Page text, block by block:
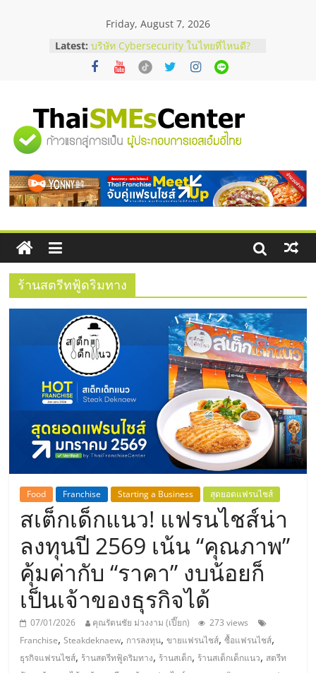
Friday, August 7, 2026
Latest: บริษัท Cybersecurity ในไทยที่ไหนดี?
วิธีเลือกผู้ให้บริการให้คุ้มค่าและตอบ
โจทย์ธุรกิจ
สัมมนาออนไลน์ โอกาสบริหารสถานี
บริการน้ำมัน Shell
สัมมนาลงทุน แฟรนไชส์ยอนนี่
ไชส์ ครั้งที่ 8
ร้านเครื่องเสียงคุณภาพสูง พร้อม
โซลูชันระบบภาพและเสียง
"ศูนย์
รวม
ข้อมูล
ธุรกิจ
SME
แห่ง
ประเทศไทย,
ThaiSMEsCenter,
รวม
ธุรกิจ
เอ
ส
เอ็
มอี
ร้านสตรีทฟู้ดริมทาง
Food Franchise Starting a Business สุดยอดแฟรนไชส์
สเต็กเด็กแนว! แฟรนไชส์น่า
ลงทุนปี 2569 เน้น “คุณภาพ”
คุ้มค่ากับ “ราคา” งบน้อยก็
เป็นเจ้าของธุรกิจได้
07/01/2026 คุณรัตนชัย ม่วงงาม (เปี๊ยก)
273 views
Franchise,Steakdeknaew, การลงทุน,ขายแฟรนไชส์,ซื้อแฟรนไชส์,
ธุรกิจแฟรนไชส์, ร้านสตรีทฟู้ดริมทาง, ร้านสเต็ก, ร้านสเต็กเด็กแนว, สตรีท